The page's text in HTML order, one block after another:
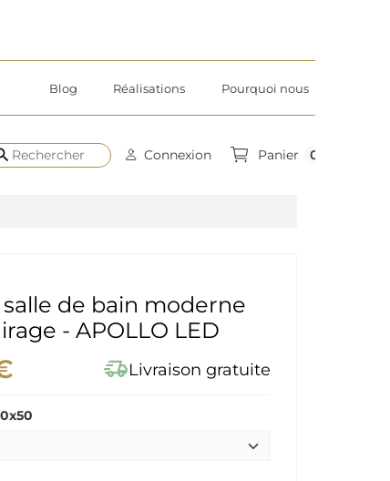
Blog Réalisations Pourquoi nous
Connexion Panier 0
de bain moderne
- APOLLO LED
delivery_truck_speedLivraison gratuite